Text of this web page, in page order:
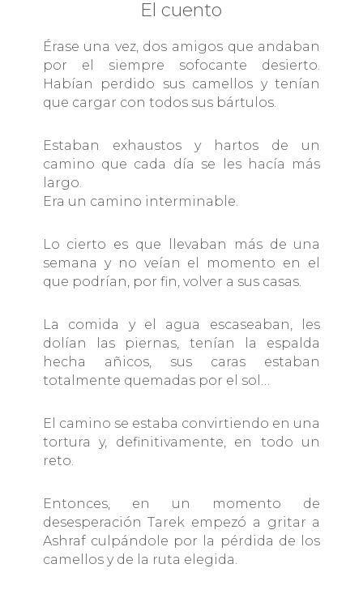
El cuento
Érase una vez, dos amigos que andaban
por el siempre sofocante desierto.
Habían perdido sus camellos y tenían
que cargar con todos sus bártulos.
Estaban exhaustos y hartos de un
camino que cada día se les hacía más
largo.
Era un camino interminable.
Lo cierto es que llevaban más de una
semana y no veían el momento en el
que podrían, por fin, volver a sus casas.
La comida y el agua escaseaban, les
dolían las piernas, tenían la espalda
hecha añicos, sus caras estaban
totalmente quemadas por el sol…
El camino se estaba convirtiendo en una
tortura y, definitivamente, en todo un
reto.
Entonces, en un momento de
desesperación Tarek empezó a gritar a
Ashraf culpándole por la pérdida de los
camellos y de la ruta elegida.